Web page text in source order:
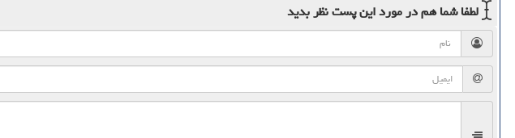
لطفا شما همدر مورد این پستنظر بدید